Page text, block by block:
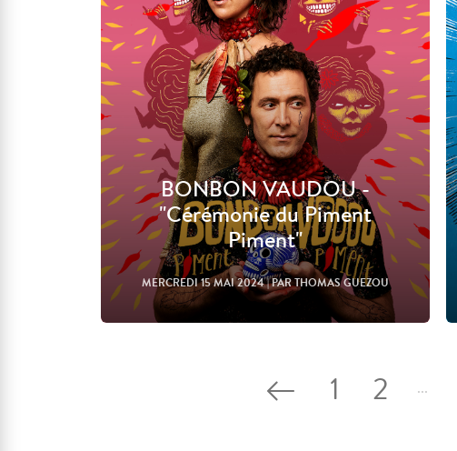
Lire l'article
BONBON VAUDOU -
"Cérémonie du Piment
Piment"
MERCREDI 15 MAI 2024| PAR THOMAS GUEZOU
1 2 ...